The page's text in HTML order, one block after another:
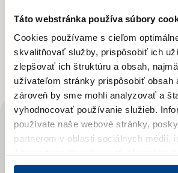
Táto webstránka používa súbory
Cookies používame s cieľom
skvalitňovať služby, prispôsobiť ich
zlepšovať ich štruktúru a obsah,
užívateľom stránky prispôsobiť obsah
zároveň by sme mohli analyzovať a
vyhodnocovať používanie služieb.
používate naše webové stránky,
partnerom v oblasti sociálnych médií,
ktoré vám poskytli alebo ktoré vás
Novinky